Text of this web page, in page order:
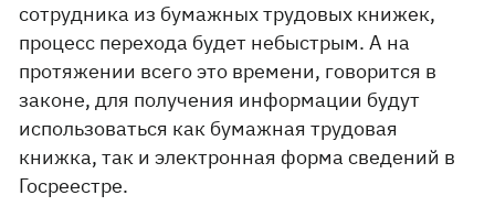
сотрудника из бумажных трудовых книжек,
процесс перехода будет небыстрым. А на
протяжении всего это времени, говорится в
законе, для получения информации будут
использоваться как бумажная трудовая
книжка, так и электронная форма сведений в
Госреестре.